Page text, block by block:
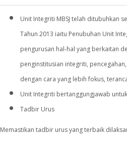
Unit Integriti MBSJ telah ditubuhkan
Tahun 2013 iaitu Penubuhan Unit
pengurusan hal-hal yang berkaitan
penginstitusian integriti,
dengan cara yang lebih fokus,
Unit Integriti bertanggungjawab
Tadbir Urus
Memastikan tadbir urus yang terbaik